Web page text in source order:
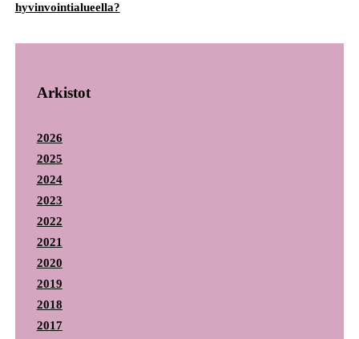
hyvinvointialueella?
Arkistot
2026
2025
2024
2023
2022
2021
2020
2019
2018
2017